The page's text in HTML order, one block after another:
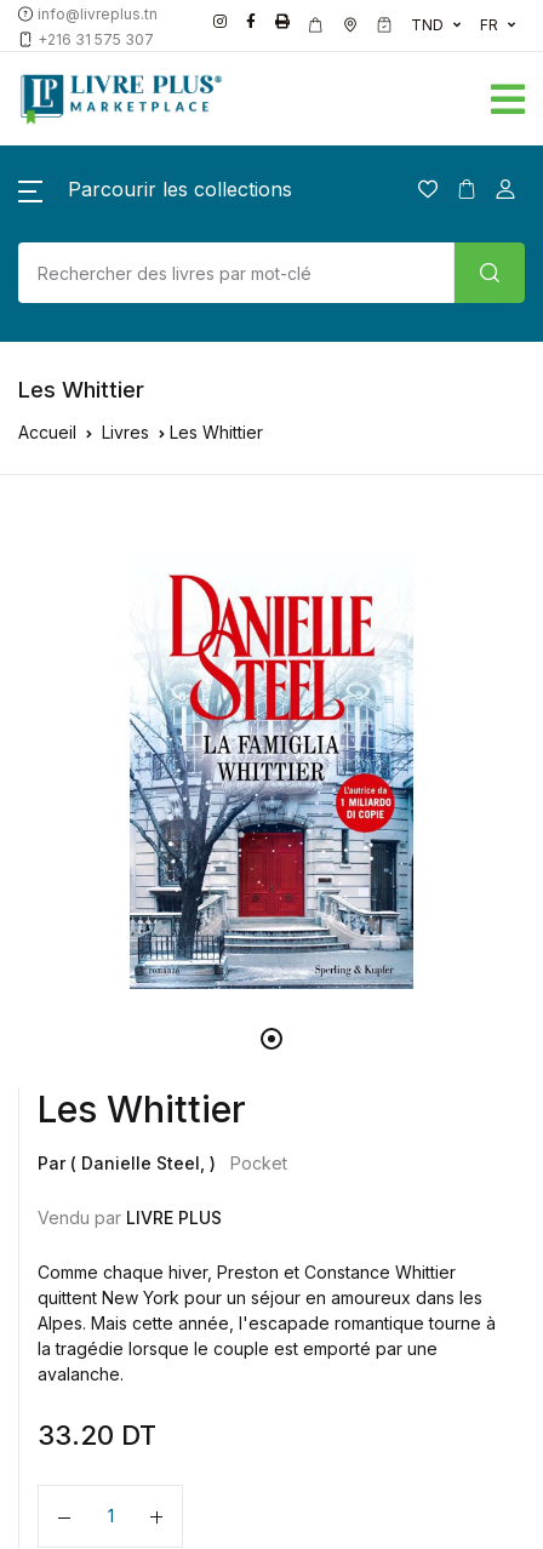
info@livreplus.tn
+216 31 575 307
TND FR
Parcourir les collections
Les Whittier
Accueil Livres Les Whittier
Les Whittier
Par ( Danielle Steel, ) Pocket
Vendu par LIVRE PLUS
Comme chaque hiver, Preston et Constance Whittier
quittent New York pour un séjour en amoureux dans les
Alpes. Mais cette année, l'escapade romantique tourne à
la tragédie lorsque le couple est emporté par une
avalanche.
33.20 DT
Quantité